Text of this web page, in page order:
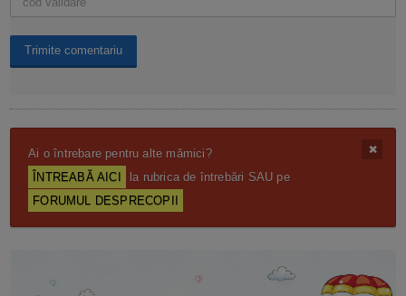
Ai o întrebare pentru alte mămici?
ÎNTREABĂ AICI
la rubrica de întrebări SAU pe
FORUMUL DESPRECOPII